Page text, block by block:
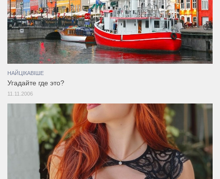
НАЙЦІКАВІШЕ
Угадайте где это?
11.11.2006